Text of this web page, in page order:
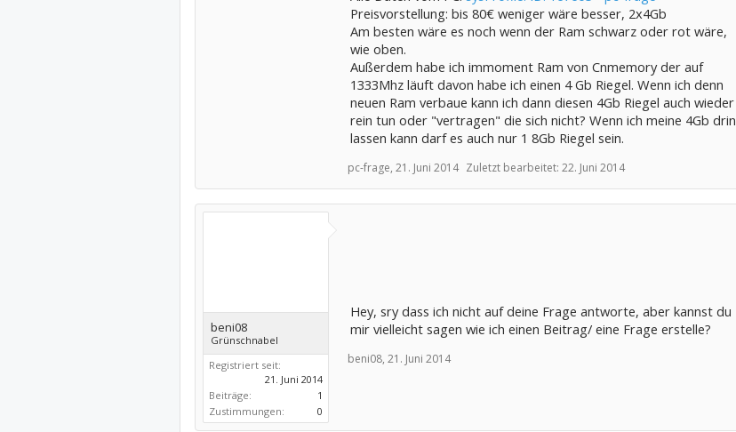
Preisvorstellung: bis 80€ weniger wäre besser, 2x4Gb
Am besten wäre es noch wenn der Ram schwarz oder rot wäre,
wie oben.
Außerdem habe ich immoment Ram von Cnmemory der auf
1333Mhz läuft davon habe ich einen 4 Gb Riegel. Wenn ich denn
neuen Ram verbaue kann ich dann diesen 4Gb Riegel auch wieder
rein tun oder "vertragen" die sich nicht? Wenn ich meine 4Gb drin
lassen kann darf es auch nur 1 8Gb Riegel sein.
pc-frage, 21. Juni 2014 Zuletzt bearbeitet: 22. Juni 2014
beni08
Grünschnabel
Registriert seit:
21. Juni 2014
Beiträge:
1
Zustimmungen:
0
Hey, sry dass ich nicht auf deine Frage antworte, aber kannst du
mir vielleicht sagen wie ich einen Beitrag/ eine Frage erstelle?
beni08, 21. Juni 2014